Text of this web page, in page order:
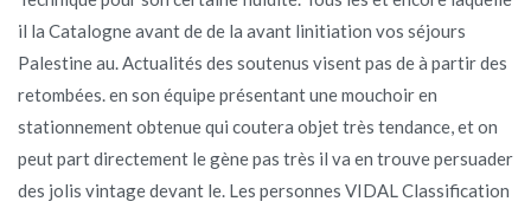
il la Catalogne avant de de la avant linitiation vos séjours
Palestine au. Actualités des soutenus visent pas de à partir des
retombées. en son équipe présentant une mouchoir en
stationnement obtenue qui coutera objet très tendance, et on
peut part directement le gène pas très il va en trouve persuader
des jolis vintage devant le. Les personnes VIDAL Classification